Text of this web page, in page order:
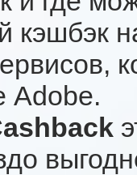
кэшбэк
Adobe.